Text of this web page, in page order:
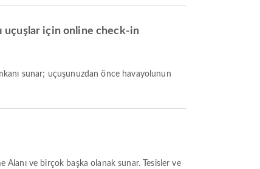
uçuşlar için online check-in